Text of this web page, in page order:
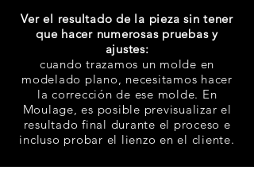
Ver el resultado de la pieza sin tener
que hacer numerosas pruebas y
ajustes:
cuando trazamos un molde en
modelado plano, necesitamos hacer
la corrección de ese molde. En
Moulage, es posible previsualizar el
resultado final durante el proceso e
incluso probar el lienzo en el cliente.